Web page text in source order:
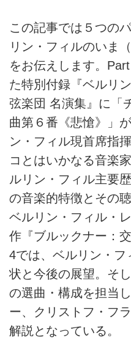
この記事では５つの
リン・フィルのいま
をお伝えします。
た特別付録『ベルリ
弦楽団 名演集』に「
曲第６番《悲愴》」
ン・フィル現首席指
コとはいかなる音楽
ルリン・フィル主要
の音楽的特徴とその
ベルリン・フィル・
作『ブルックナー：
4では、ベルリン・
状と今後の展望。そ
の選曲・構成を担当
ー、クリストフ・フ
解説となっている。